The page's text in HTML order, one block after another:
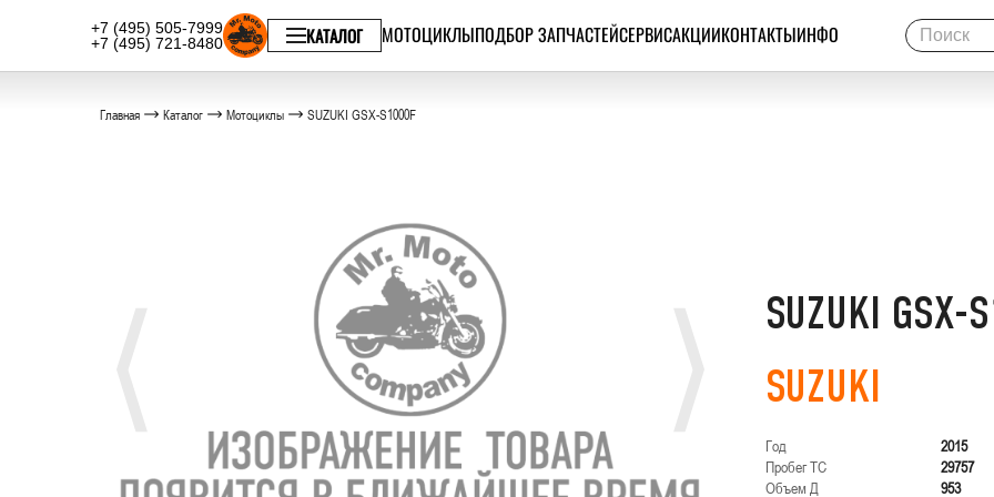
+7 (495) 505-7999
+7 (495) 721-8480
КАТАЛОГ МОТОЦИКЛЫПОДБОР ЗАПЧАСТЕЙСЕРВИСАКЦИИКОНТАКТЫИНФО
Главная Каталог Мотоциклы SUZUKI GSX-S1000F
SUZUKI GSX-
SUZUKI
Год
2015
Пробег ТС
29757
Объем Д
953